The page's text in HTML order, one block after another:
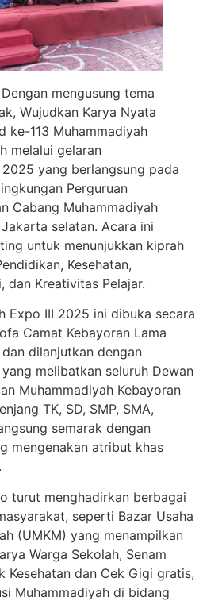
mengusung tema
Wujudkan Karya Nyata
ke-113 Muhammadiyah
melalui gelaran
yang berlangsung pada
Perguruan
Cabang Muhammadiyah
selatan. Acara ini
untuk menunjukkan kiprah
Kesehatan,
dan Kreativitas Pelajar.
Expo III 2025 ini dibuka secara
Camat Kebayoran Lama
dilanjutkan dengan
melibatkan seluruh Dewan
Muhammadiyah Kebayoran
TK, SD, SMP, SMA,
semarak dengan
mengenakan atribut khas
turut menghadirkan berbagai
seperti Bazar Usaha
(UMKM) yang menampilkan
Warga Sekolah, Senam
Kesehatan dan Cek Gigi gratis,
Muhammadiyah di bidang